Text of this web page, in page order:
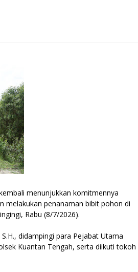
menunjukkan komitmennya
melakukan penanaman bibit pohon di
Rabu (8/7/2026).
didampingi para Pejabat Utama
Kuantan Tengah, serta diikuti tokoh